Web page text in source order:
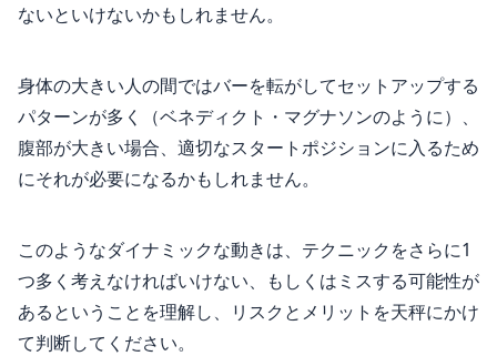
ないといけないかもしれません。
身体の大きい人の間ではバーを転がしてセットアップする
パターンが多く（ベネディクト・マグナソンのように）、
腹部が大きい場合、適切なスタートポジションに入るため
にそれが必要になるかもしれません。
このようなダイナミックな動きは、テクニックをさらに1
つ多く考えなければいけない、もしくはミスする可能性が
あるということを理解し、リスクとメリットを天秤にかけ
て判断してください。